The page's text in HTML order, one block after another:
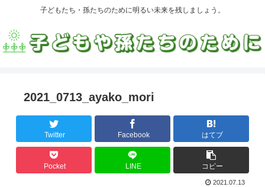
子どもたち・孫たちのために明るい未来を残しましょう。
2021_0713_ayako_mori
Twitter Facebook はてブ
Pocket LINE コピー
2021.07.13